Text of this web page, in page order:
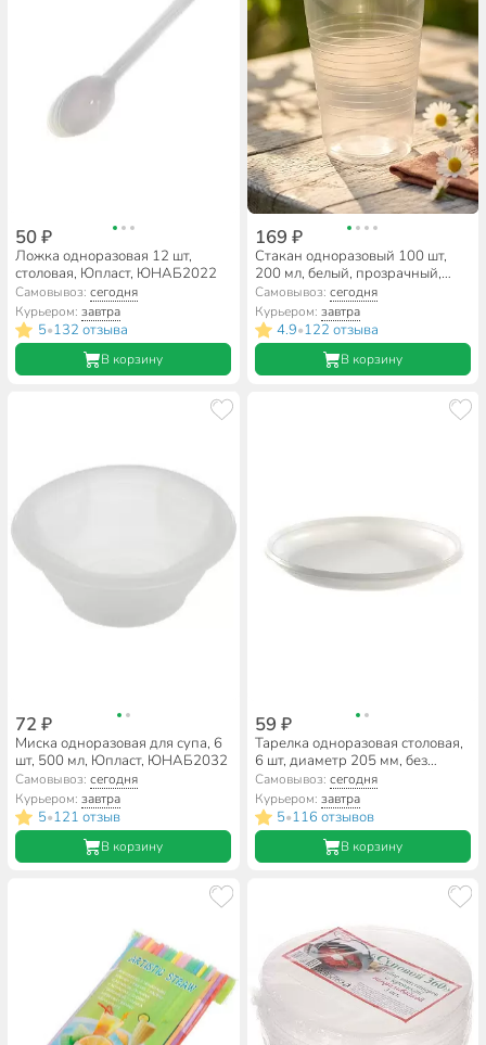
50 ₽
Ложка одноразовая 12 шт,
столовая, Юпласт, ЮНАБ2022
Самовывоз:сегодня
Курьером:завтра
5•132 отзыва
В корзину
169 ₽
Стакан одноразовый 100 шт,
200 мл, белый, прозрачный,
Мистерия, в ассортименте
Самовывоз: сегодня
Курьером: завтра
4.9•122 отзыва
В корзину
72 ₽
Миска одноразовая для супа, 6
шт, 500 мл, Юпласт, ЮНАБ2032
Самовывоз:сегодня
Курьером:завтра
5•121 отзыв
В корзину
59 ₽
Тарелка одноразовая столовая,
6 шт, диаметр 205 мм, без
секций, Юпласт, ЮНАБ2030
Самовывоз: сегодня
Курьером: завтра
5•116 отзывов
В корзину